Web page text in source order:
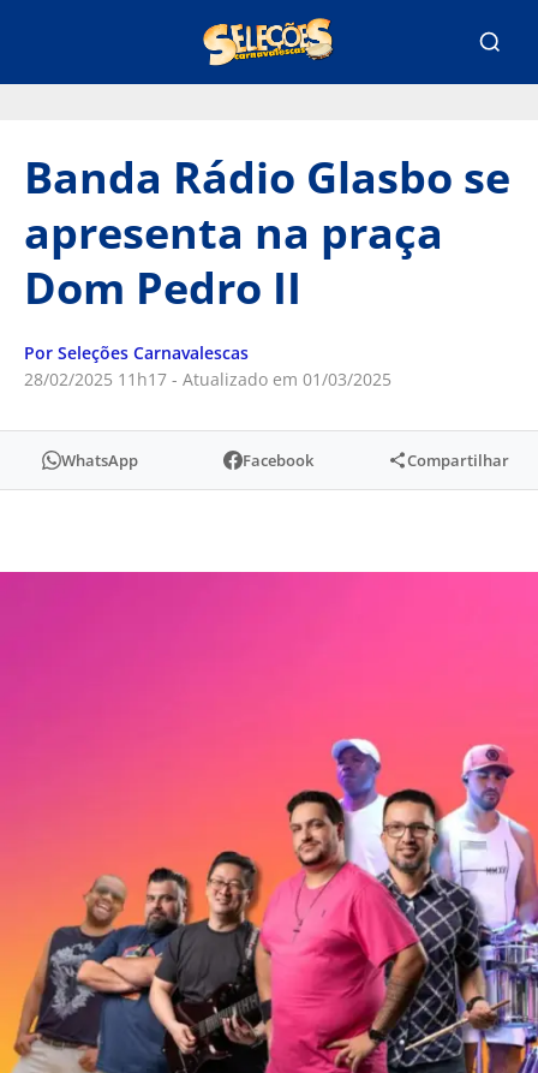
Banda Rádio Glasbo se
apresenta na praça
Dom Pedro II
Por Seleções Carnavalescas
28/02/2025 11h17 - Atualizado em 01/03/2025
WhatsApp Facebook Compartilhar